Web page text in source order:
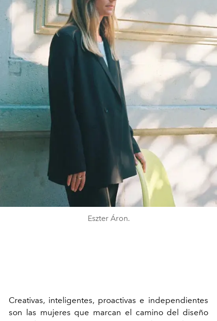
Eszter Áron.
Creativas, inteligentes, proactivas e independientes
son las mujeres que marcan el camino del diseño